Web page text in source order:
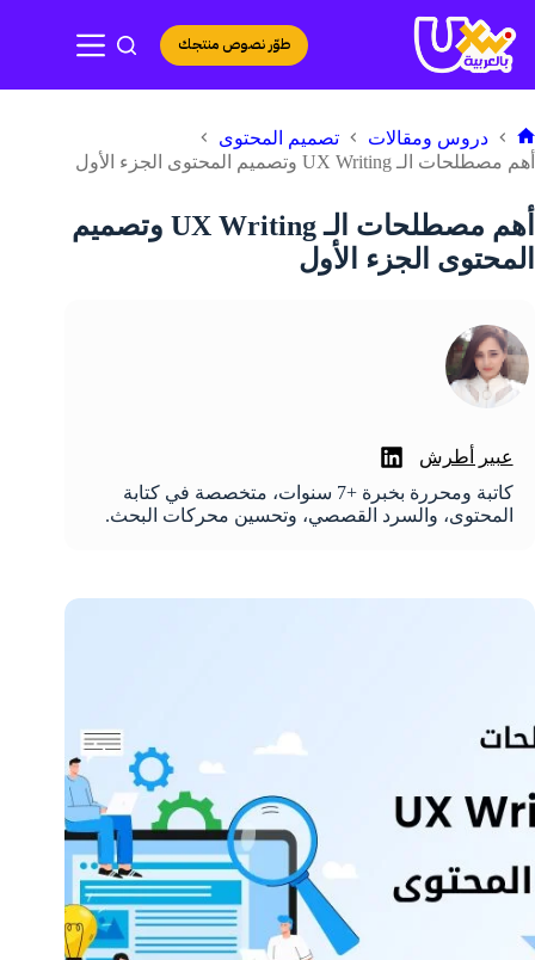
إلى
المحتوى
طوّر نصوص منتجك
الرئيسية
دروس ومقالات
تصميم المحتوى
أهم مصطلحات الـ UX Writing وتصميم المحتوى الجزء الأول
أهم مصطلحات الـ UX Writing وتصميم
المحتوى الجزء الأول
عبير أطرش
كاتبة ومحررة بخبرة +7 سنوات، متخصصة في كتابة
المحتوى، والسرد القصصي، وتحسين محركات البحث.